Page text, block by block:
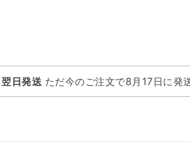
日発送 ただ今のご注文で8月17日に発